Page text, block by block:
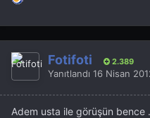
Fotifoti 2.389
Yanıtlandı 16 Nisan
Adem usta ile görüşün bence .